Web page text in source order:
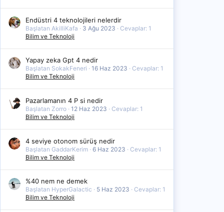
Endüstri 4 teknolojileri nelerdir
Başlatan AkilliKafa 3 Ağu 2023
Cevaplar: 1
Bilim ve Teknoloji
Yapay zeka Gpt 4 nedir
Başlatan SokakFeneri 16 Haz 2023
Cevaplar: 1
Bilim ve Teknoloji
Pazarlamanın 4 P si nedir
Başlatan Zorro 12 Haz 2023
Cevaplar: 1
Bilim ve Teknoloji
4 seviye otonom sürüş nedir
Başlatan GaddarKerim 6 Haz 2023
Cevaplar: 1
Bilim ve Teknoloji
%40 nem ne demek
Başlatan HyperGalactic 5 Haz 2023
Cevaplar: 1
Bilim ve Teknoloji